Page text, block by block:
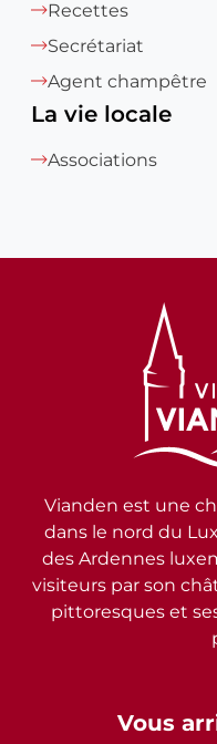
Recettes
Secrétariat
Agent champêtre
La vie locale
Associations
Vous
Vianden est une
dans le nord du
des Ardennes
visiteurs par son
pittoresques et